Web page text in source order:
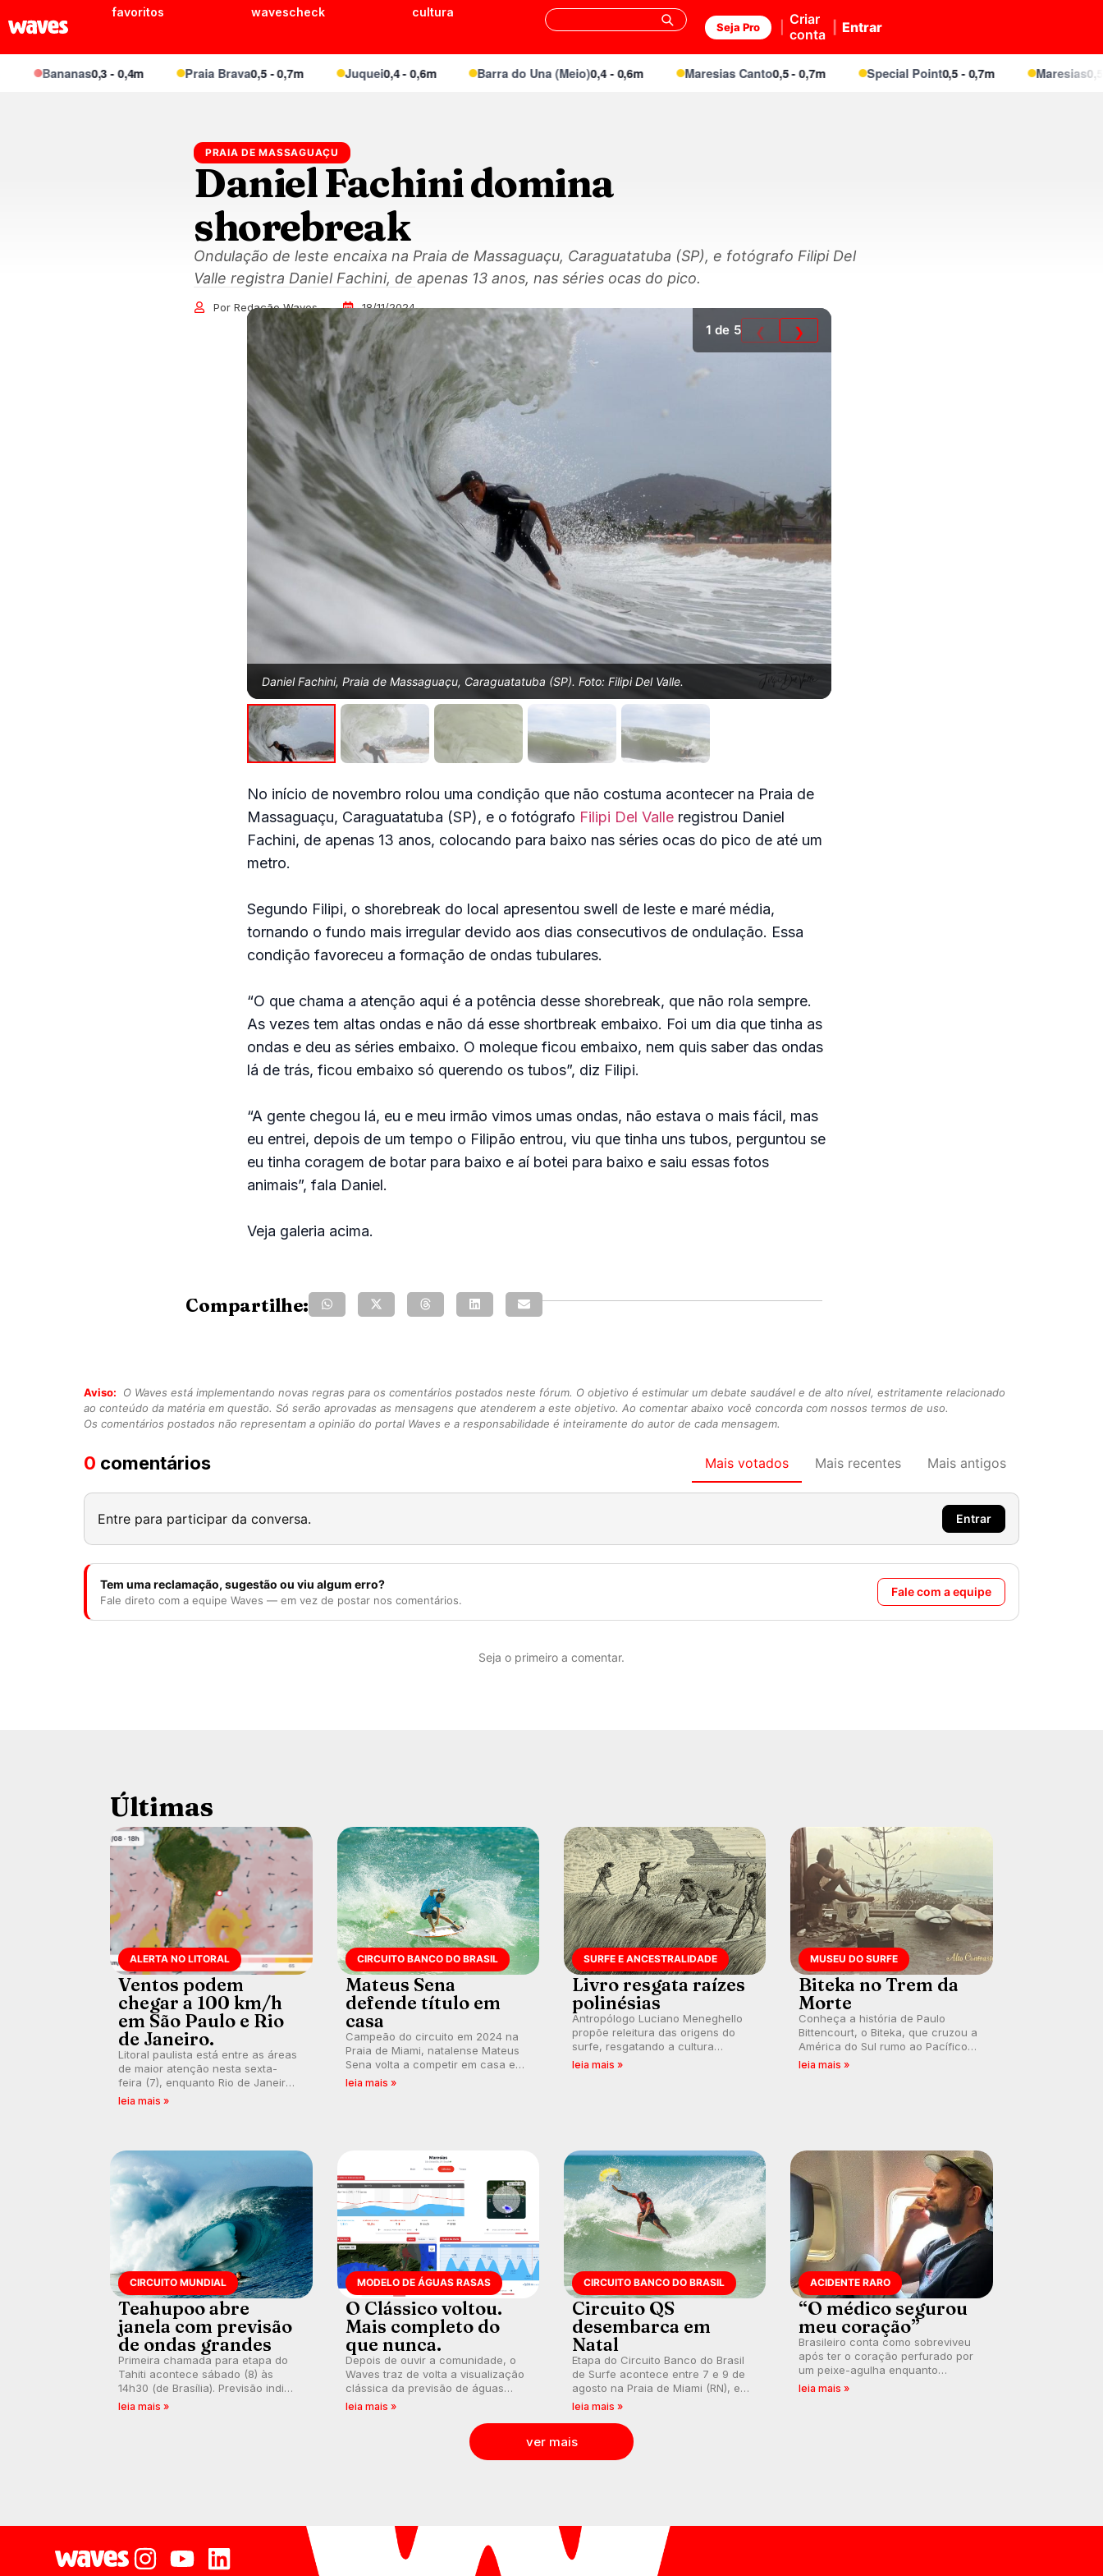
favoritos wavescheck cultura
Seja Pro
Criar
conta
Entrar
Bananas0,3 - 0,4m Praia Brava0,5 - 0,7m Juquei0,4 - 0,6m Barra do Una (Meio)0,4 - 0,6m Maresias Canto0,5 - 0,7m Special Point0,5 - 0,7m Maresias0,5 -
PRAIA DE MASSAGUAÇU
Daniel Fachini domina
shorebreak
Ondulação de leste encaixa na Praia de Massaguaçu, Caraguatatuba (SP), e fotógrafo Filipi Del
Valle registra Daniel Fachini, de apenas 13 anos, nas séries ocas do pico.
Por Redação Waves 18/11/2024
Daniel Fachini, Praia de Massaguaçu, Caraguatatuba (SP). Foto: Filipi Del Valle.
1 de 5 ❮ ❯
No início de novembro rolou uma condição que não costuma acontecer na Praia de
Massaguaçu, Caraguatatuba (SP), e o fotógrafo Filipi Del Valleregistrou Daniel
Fachini, de apenas 13 anos, colocando para baixo nas séries ocas do pico de até um
metro.
Segundo Filipi, o shorebreak do local apresentou swell de leste e maré média,
tornando o fundo mais irregular devido aos dias consecutivos de ondulação. Essa
condição favoreceu a formação de ondas tubulares.
“O que chama a atenção aqui é a potência desse shorebreak, que não rola sempre.
As vezes tem altas ondas e não dá esse shortbreak embaixo. Foi um dia que tinha as
ondas e deu as séries embaixo. O moleque ficou embaixo, nem quis saber das ondas
lá de trás, ficou embaixo só querendo os tubos”, diz Filipi.
“A gente chegou lá, eu e meu irmão vimos umas ondas, não estava o mais fácil, mas
eu entrei, depois de um tempo o Filipão entrou, viu que tinha uns tubos, perguntou se
eu tinha coragem de botar para baixo e aí botei para baixo e saiu essas fotos
animais”, fala Daniel.
Veja galeria acima.
Compartilhe:
Aviso:
O Waves está implementando novas regras para os comentários postados neste fórum. O objetivo é estimular um debate saudável e de alto nível, estritamente relacionado
ao conteúdo da matéria em questão. Só serão aprovadas as mensagens que atenderem a este objetivo. Ao comentar abaixo você concorda com nossos termos de uso.
Os comentários postados não representam a opinião do portal Waves e a responsabilidade é inteiramente do autor de cada mensagem.
0 comentários Mais votados Mais recentes Mais antigos
Entre para participar da conversa. Entrar
Tem uma reclamação, sugestão ou viu algum erro?
Fale direto com a equipe Waves — em vez de postar nos comentários.
Fale com a equipe
Seja o primeiro a comentar.
Últimas
ALERTA NO LITORAL
Ventos podem
chegar a 100 km/h
em São Paulo e Rio
de Janeiro.
Litoral paulista está entre as áreas
de maior atenção nesta sexta-
feira (7), enquanto Rio de Janeiro
também recebe alerta para ventos
leia mais »
CIRCUITO BANCO DO BRASIL
Mateus Sena
defende título em
casa
Campeão do circuito em 2024 na
Praia de Miami, natalense Mateus
Sena volta a competir em casa em
busca de manter a hegemonia
leia mais »
SURFE E ANCESTRALIDADE
Livro resgata raízes
polinésias
Antropólogo Luciano Meneghello
propõe releitura das origens do
surfe, resgatando a cultura
polinésia e questionando a visão
leia mais »
MUSEU DO SURFE
Biteka no Trem da
Morte
Conheça a história de Paulo
Bittencourt, o Biteka, que cruzou a
América do Sul rumo ao Pacífico
em uma jornada que se tornou um
leia mais »
CIRCUITO MUNDIAL
Teahupoo abre
janela com previsão
de ondas grandes
Primeira chamada para etapa do
Tahiti acontece sábado (8) às
14h30 (de Brasília). Previsão indica
swell consistente. Medina
leia mais »
MODELO DE ÁGUAS RASAS
O Clássico voltou.
Mais completo do
que nunca.
Depois de ouvir a comunidade, o
Waves traz de volta a visualização
clássica da previsão de águas
rasas, agora integrada à nova
leia mais »
CIRCUITO BANCO DO BRASIL
Circuito QS
desembarca em
Natal
Etapa do Circuito Banco do Brasil
de Surfe acontece entre 7 e 9 de
agosto na Praia de Miami (RN), em
disputas válidas pelo Qualifying
por vagas no Challenger Series.
leia mais »
ACIDENTE RARO
“O médico segurou
meu coração”
Brasileiro conta como sobreviveu
após ter o coração perfurado por
um peixe-agulha enquanto
surfava na Costa Rica.
leia mais »
ver mais